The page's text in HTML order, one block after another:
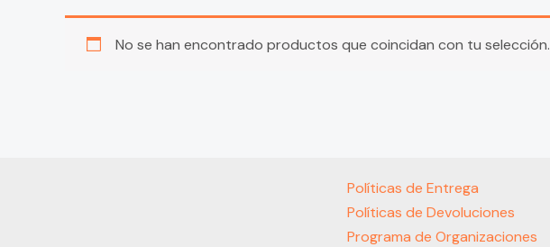
No se han encontrado productos que coincidan con tu selección.
Políticas de Entrega
Políticas de Devoluciones
Programa de Organizaciones